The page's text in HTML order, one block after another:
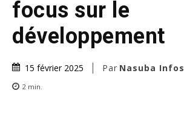
focus sur le
développement
15 février 2025 Par Nasuba Infos
2 min.